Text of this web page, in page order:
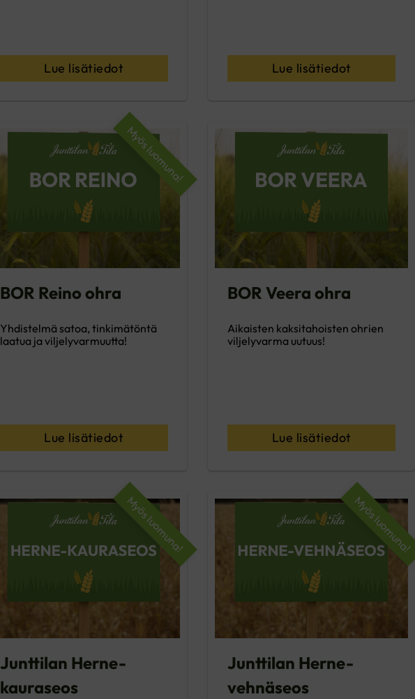
Lue lisätiedot Lue lisätiedot
Myös luomuna!
BOR Reino ohra
Yhdistelmä satoa, tinkimätöntä
laatua ja viljelyvarmuutta!
Lue lisätiedot
BOR Veera ohra
Aikaisten kaksitahoisten ohrien
viljelyvarma uutuus!
Lue lisätiedot
Myös luomuna!
Junttilan Herne-
kauraseos
Myös luomuna!
Junttilan Herne-
vehnäseos